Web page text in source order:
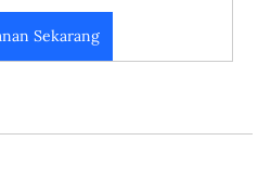
Sekarang